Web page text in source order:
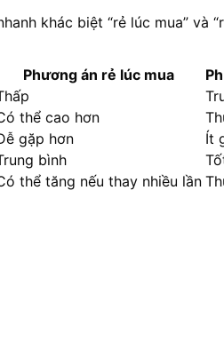
khác biệt “rẻ lúc mua”
Phương án rẻ lúc mua
thể cao hơn
gặp hơn
Ít
bình
thể tăng nếu thay nhiều lần